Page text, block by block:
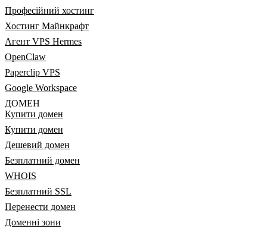
Професійний хостинг
Хостинг Майнкрафт
Агент VPS Hermes
OpenClaw
Paperclip VPS
Google Workspace
ДОМЕН
Купити домен
Купити домен
Дешевий домен
Безплатний домен
WHOIS
Безплатний SSL
Перенести домен
Доменні зони